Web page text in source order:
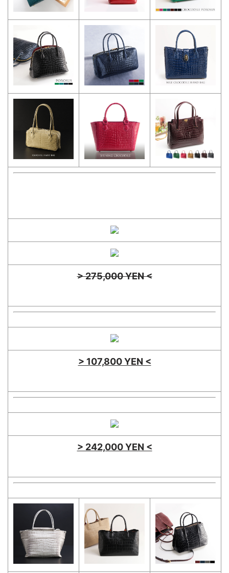
> 275,000 YEN <
> 107,800 YEN <
> 242,000 YEN <